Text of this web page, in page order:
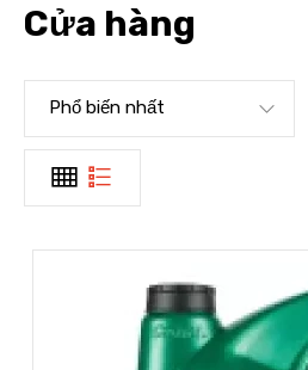
Cửa hàng
Phổ biến nhất